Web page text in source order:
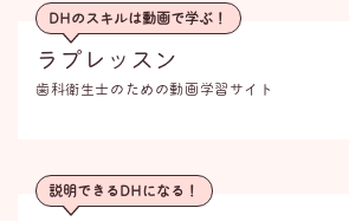
ラプレッスン
歯科衛生士のための動画学習サイト
DHのスキルは動画で学ぶ！
説明できるDHになる！